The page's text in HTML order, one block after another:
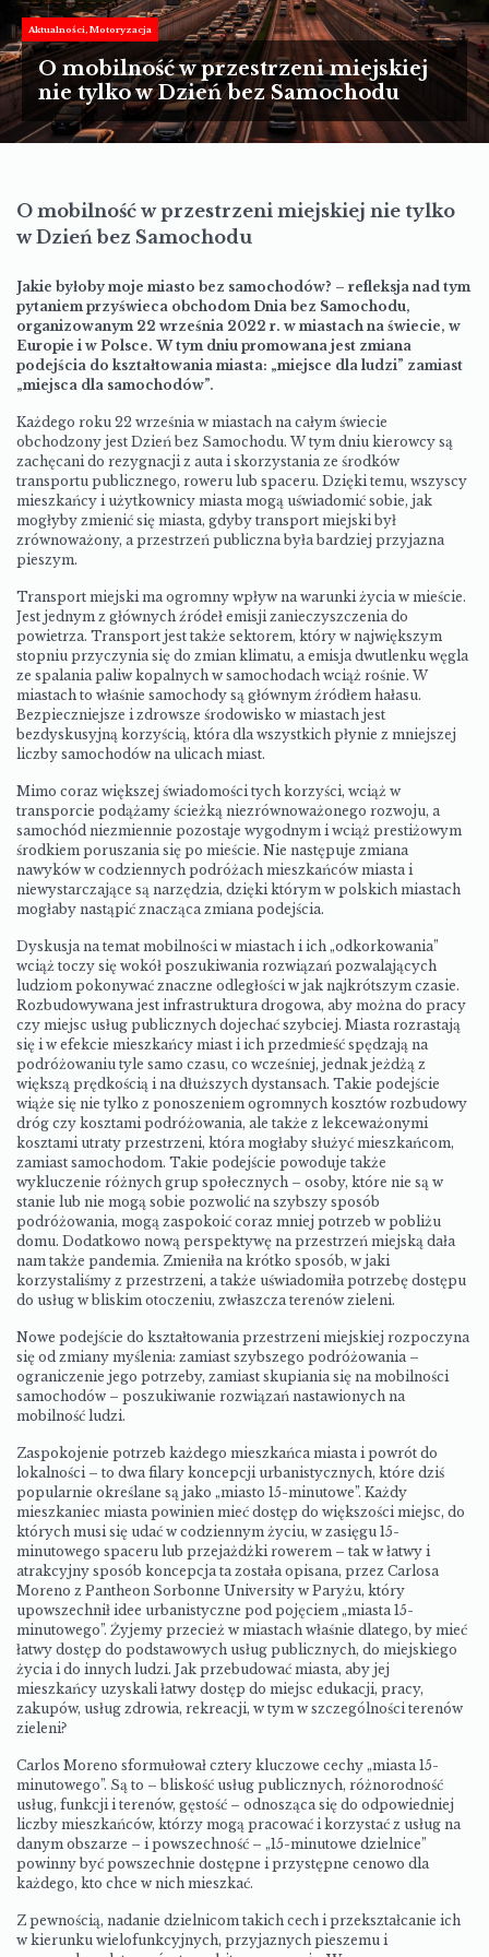
MOTORYZACJA
LIFESTYLE
Aktualności Motoryzacja
O mobilność w przestrzeni miejskiej
nie tylko w Dzień bez Samochodu
O mobilność w przestrzeni miejskiej nie tylko
w Dzień bez Samochodu
Jakie byłoby moje miasto bez samochodów? – refleksja nad tym
pytaniem przyświeca obchodom Dnia bez Samochodu,
organizowanym 22 września 2022 r. w miastach na świecie, w
Europie i w Polsce. W tym dniu promowana jest zmiana
podejścia do kształtowania miasta: „miejsce dla ludzi” zamiast
„miejsca dla samochodów”.
Każdego roku 22 września w miastach na całym świecie
obchodzony jest Dzień bez Samochodu. W tym dniu kierowcy są
zachęcani do rezygnacji z auta i skorzystania ze środków
transportu publicznego, roweru lub spaceru. Dzięki temu, wszyscy
mieszkańcy i użytkownicy miasta mogą uświadomić sobie, jak
mogłyby zmienić się miasta, gdyby transport miejski był
zrównoważony, a przestrzeń publiczna była bardziej przyjazna
pieszym.
Transport miejski ma ogromny wpływ na warunki życia w mieście.
Jest jednym z głównych źródeł emisji zanieczyszczenia do
powietrza. Transport jest także sektorem, który w największym
stopniu przyczynia się do zmian klimatu, a emisja dwutlenku węgla
ze spalania paliw kopalnych w samochodach wciąż rośnie. W
miastach to właśnie samochody są głównym źródłem hałasu.
Bezpieczniejsze i zdrowsze środowisko w miastach jest
bezdyskusyjną korzyścią, która dla wszystkich płynie z mniejszej
liczby samochodów na ulicach miast.
Mimo coraz większej świadomości tych korzyści, wciąż w
transporcie podążamy ścieżką niezrównoważonego rozwoju, a
samochód niezmiennie pozostaje wygodnym i wciąż prestiżowym
środkiem poruszania się po mieście. Nie następuje zmiana
nawyków w codziennych podróżach mieszkańców miasta i
niewystarczające są narzędzia, dzięki którym w polskich miastach
mogłaby nastąpić znacząca zmiana podejścia.
Dyskusja na temat mobilności w miastach i ich „odkorkowania”
wciąż toczy się wokół poszukiwania rozwiązań pozwalających
ludziom pokonywać znaczne odległości w jak najkrótszym czasie.
Rozbudowywana jest infrastruktura drogowa, aby można do pracy
czy miejsc usług publicznych dojechać szybciej. Miasta rozrastają
się i w efekcie mieszkańcy miast i ich przedmieść spędzają na
podróżowaniu tyle samo czasu, co wcześniej, jednak jeżdżą z
większą prędkością i na dłuższych dystansach. Takie podejście
wiąże się nie tylko z ponoszeniem ogromnych kosztów rozbudowy
dróg czy kosztami podróżowania, ale także z lekceważonymi
kosztami utraty przestrzeni, która mogłaby służyć mieszkańcom,
zamiast samochodom. Takie podejście powoduje także
wykluczenie różnych grup społecznych – osoby, które nie są w
stanie lub nie mogą sobie pozwolić na szybszy sposób
podróżowania, mogą zaspokoić coraz mniej potrzeb w pobliżu
domu. Dodatkowo nową perspektywę na przestrzeń miejską dała
nam także pandemia. Zmieniła na krótko sposób, w jaki
korzystaliśmy z przestrzeni, a także uświadomiła potrzebę dostępu
do usług w bliskim otoczeniu, zwłaszcza terenów zieleni.
Nowe podejście do kształtowania przestrzeni miejskiej rozpoczyna
się od zmiany myślenia: zamiast szybszego podróżowania –
ograniczenie jego potrzeby, zamiast skupiania się na mobilności
samochodów – poszukiwanie rozwiązań nastawionych na
mobilność ludzi.
Zaspokojenie potrzeb każdego mieszkańca miasta i powrót do
lokalności – to dwa filary koncepcji urbanistycznych, które dziś
popularnie określane są jako „miasto 15-minutowe”. Każdy
mieszkaniec miasta powinien mieć dostęp do większości miejsc, do
których musi się udać w codziennym życiu, w zasięgu 15-
minutowego spaceru lub przejażdżki rowerem – tak w łatwy i
atrakcyjny sposób koncepcja ta została opisana, przez Carlosa
Moreno z Pantheon Sorbonne University w Paryżu, który
upowszechnił idee urbanistyczne pod pojęciem „miasta 15-
minutowego”. Żyjemy przecież w miastach właśnie dlatego, by mieć
łatwy dostęp do podstawowych usług publicznych, do miejskiego
życia i do innych ludzi. Jak przebudować miasta, aby jej
mieszkańcy uzyskali łatwy dostęp do miejsc edukacji, pracy,
zakupów, usług zdrowia, rekreacji, w tym w szczególności terenów
zieleni?
Carlos Moreno sformułował cztery kluczowe cechy „miasta 15-
minutowego”. Są to – bliskość usług publicznych, różnorodność
usług, funkcji i terenów, gęstość – odnosząca się do odpowiedniej
liczby mieszkańców, którzy mogą pracować i korzystać z usług na
danym obszarze – i powszechność – „15-minutowe dzielnice”
powinny być powszechnie dostępne i przystępne cenowo dla
każdego, kto chce w nich mieszkać.
Z pewnością, nadanie dzielnicom takich cech i przekształcanie ich
w kierunku wielofunkcyjnych, przyjaznych pieszemu i